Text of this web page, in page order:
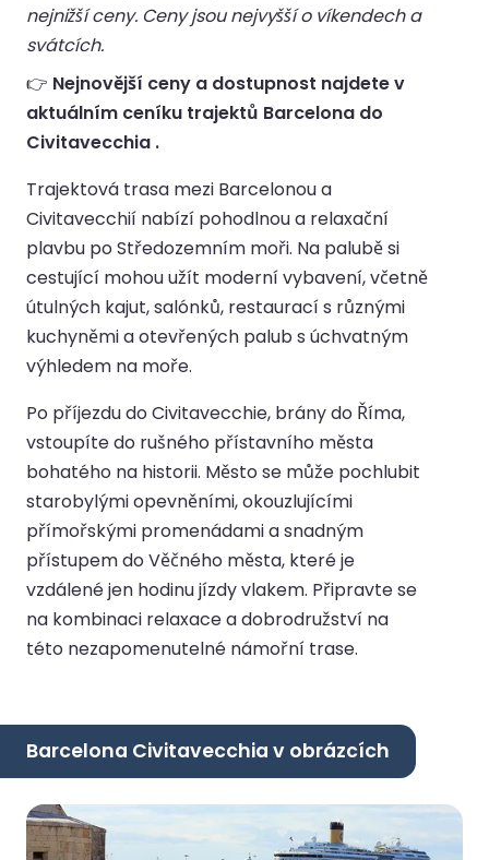
nejnižší ceny. Ceny jsou nejvyšší o víkendech a
svátcích.
👉 Nejnovější ceny a dostupnost najdete v
aktuálním ceníku trajektů Barcelona do
Civitavecchia .
Trajektová trasa mezi Barcelonou a
Civitavecchií nabízí pohodlnou a relaxační
plavbu po Středozemním moři. Na palubě si
cestující mohou užít moderní vybavení, včetně
útulných kajut, salónků, restaurací s různými
kuchyněmi a otevřených palub s úchvatným
výhledem na moře.
Po příjezdu do Civitavecchie, brány do Říma,
vstoupíte do rušného přístavního města
bohatého na historii. Město se může pochlubit
starobylými opevněními, okouzlujícími
přímořskými promenádami a snadným
přístupem do Věčného města, které je
vzdálené jen hodinu jízdy vlakem. Připravte se
na kombinaci relaxace a dobrodružství na
této nezapomenutelné námořní trase.
Barcelona Civitavecchia v obrázcích